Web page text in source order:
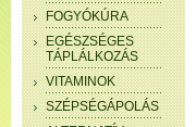
FOGYÓKÚRA
EGÉSZSÉGES
TÁPLÁLKOZÁS
VITAMINOK
SZÉPSÉGÁPOLÁS